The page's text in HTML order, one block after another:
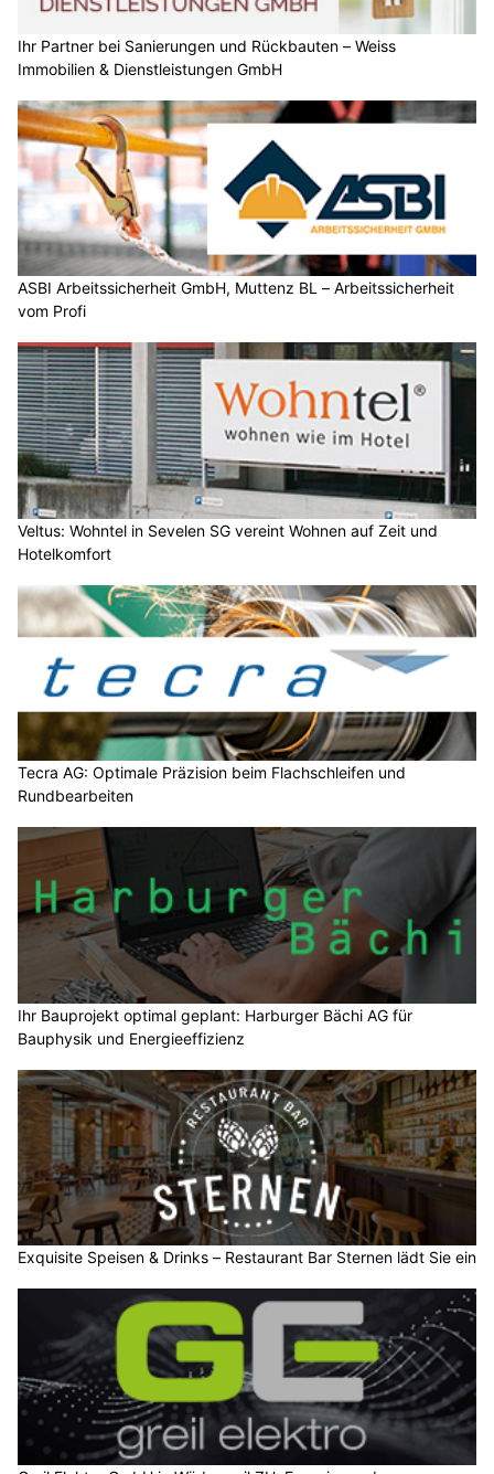
Ihr Partner bei Sanierungen und Rückbauten – Weiss
Immobilien & Dienstleistungen GmbH
ASBI Arbeitssicherheit GmbH, Muttenz BL – Arbeitssicherheit
vom Profi
Veltus: Wohntel in Sevelen SG vereint Wohnen auf Zeit und
Hotelkomfort
Tecra AG: Optimale Präzision beim Flachschleifen und
Rundbearbeiten
Ihr Bauprojekt optimal geplant: Harburger Bächi AG für
Bauphysik und Energieeffizienz
Exquisite Speisen & Drinks – Restaurant Bar Sternen lädt Sie ein